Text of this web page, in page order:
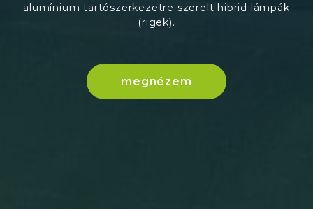
alumínium tartószerkezetre szerelt hibrid lámpák
(rigek).
megnézem